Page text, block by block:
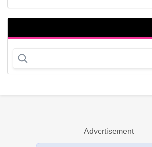
دلال أبو آمنة
عرض الكل
Advertisement